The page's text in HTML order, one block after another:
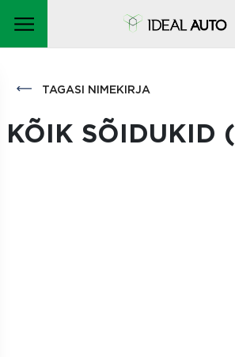
TAGASI NIMEKIRJA
KÕIK SÕIDUKID (